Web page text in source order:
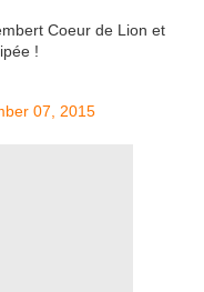
Coeur de Lion et
!
07, 2015